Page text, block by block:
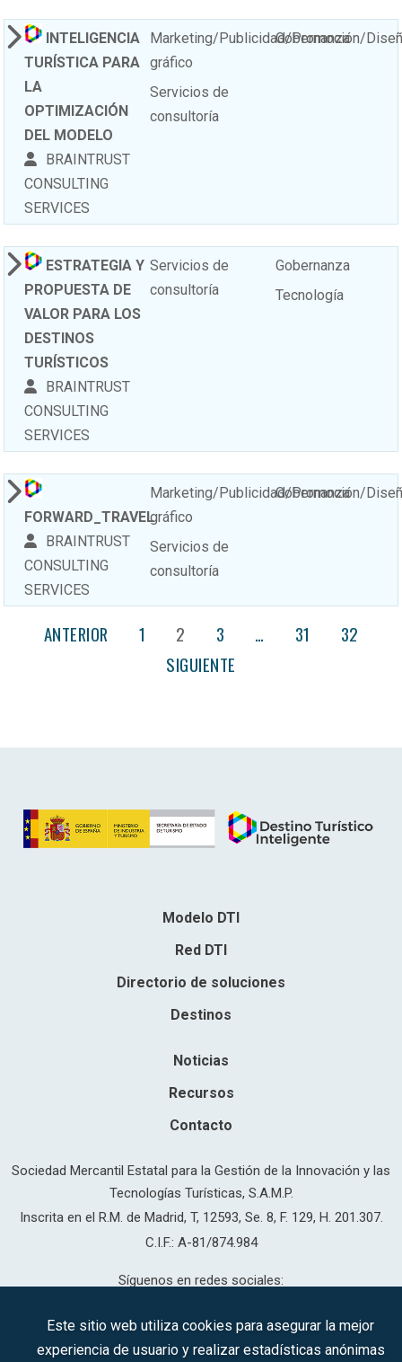
INTELIGENCIA
TURÍSTICA PARA
LA
OPTIMIZACIÓN
DEL MODELO
BRAINTRUST
CONSULTING
SERVICES
Marketing/Publicidad/Promoción/
gráfico
Servicios de
consultoría
Gobernanza
ESTRATEGIA Y
PROPUESTA DE
VALOR PARA LOS
DESTINOS
TURÍSTICOS
BRAINTRUST
CONSULTING
SERVICES
Servicios de
consultoría
Gobernanza
Tecnología
FORWARD_TRAVEL
BRAINTRUST
CONSULTING
SERVICES
Marketing/Publicidad/Promoción/
gráfico
Servicios de
consultoría
Gobernanza
ANTERIOR 1 2 3 … 31
32
SIGUIENTE
Modelo DTI
Red DTI
Directorio de soluciones
Destinos
Noticias
Recursos
Contacto
Sociedad Mercantil Estatal para la Gestión de la Innovación y las
Tecnologías Turísticas, S.A.M.P.
Inscrita en el R.M. de Madrid, T, 12593, Se. 8, F. 129, H. 201.307.
C.I.F.: A-81/874.984
Síguenos en redes sociales:
Este sitio web utiliza cookies para asegurar la mejor
experiencia de usuario y realizar estadísticas anónimas